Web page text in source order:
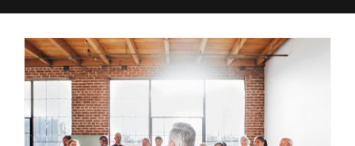
Hesabım
Sepet